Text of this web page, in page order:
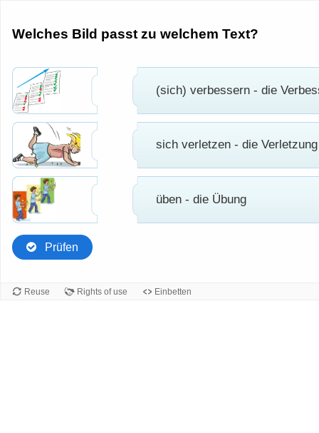
Welches Bild passt zu welchem Text?
(sich) verbessern - die
sich verletzen - die Verletzung
üben - die Übung
Prüfen
Reuse Rights of use Einbetten